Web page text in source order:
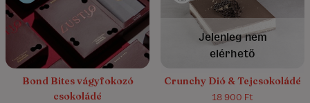
Bond Bites vágyfokozó
csokoládé
5.0/5
(1)
Jelenleg nem
elérhető
Crunchy Dió & Tejcsokoládé
18 900 Ft